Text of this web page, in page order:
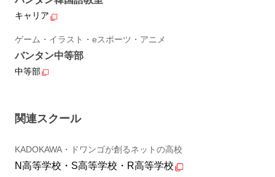
キャリア
ゲーム・イラスト・eスポーツ・アニメ
バンタン中等部
中等部
関連スクール
KADOKAWA・ドワンゴが創るネットの高校
N高等学校・S高等学校・R高等学校